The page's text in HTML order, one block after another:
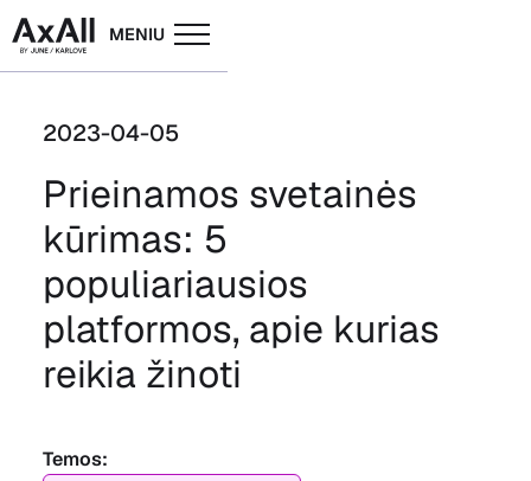
MENIU
2023-04-05
Prieinamos svetainės
kūrimas: 5
populiariausios
platformos, apie kurias
reikia žinoti
Temos: